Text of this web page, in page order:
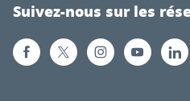
Suivez-nous sur les